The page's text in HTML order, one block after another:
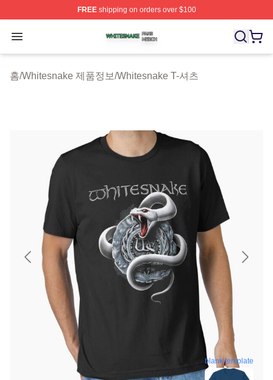
FREEshipping on orders over $100
Open menu
Whitesnake Shop ⚡️ Officially Licensed Whitesnake
홈/Whitesnake 제품정보/Whitesnake T-셔츠
blank template